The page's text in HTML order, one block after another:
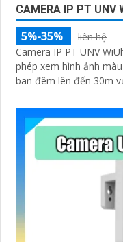
CAMERA IP PT UNV
5%-35%
liên hệ
Camera IP PT UNV WiUho-P2C-M4F4Fi là
phép xem hình ảnh
ban đêm lên đến 30m